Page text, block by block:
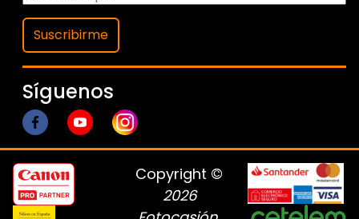
Suscribirme
Síguenos
Copyright ©
2026